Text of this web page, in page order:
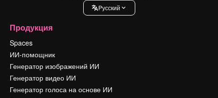
Pусский
Продукция
Spaces
ИИ-помощник
Генератор изображений ИИ
Генератор видео ИИ
Генератор голоса на основе ИИ